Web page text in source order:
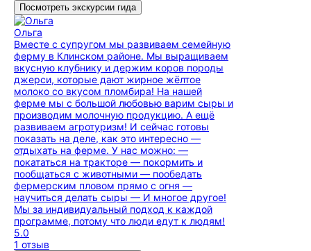
Посмотреть экскурсии гида
Ольга
Вместе с супругом мы развиваем семейную
ферму в Клинском районе. Мы выращиваем
вкусную клубнику и держим коров породы
джерси, которые дают жирное жёлтое
молоко со вкусом пломбира! На нашей
ферме мы с большой любовью варим сыры и
производим молочную продукцию. А ещё
развиваем агротуризм! И сейчас готовы
показать на деле, как это интересно —
отдыхать на ферме. У нас можно: —
покататься на тракторе — покормить и
пообщаться с животными — пообедать
фермерским пловом прямо с огня —
научиться делать сыры — И многое другое!
Мы за индивидуальный подход к каждой
программе, потому что люди едут к людям!
5.0
1 отзыв